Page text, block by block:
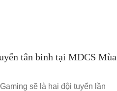
tân binh tại MDCS Mùa
sẽ là hai đội tuyển lần